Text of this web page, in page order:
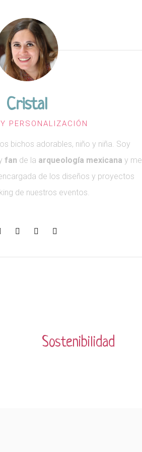
Cristal
PERSONALIZACIÓN
bichos adorables, niño y niña. Soy
fan de la arqueología mexicana y me
de los diseños y proyectos
de nuestros eventos.
Sostenibilidad